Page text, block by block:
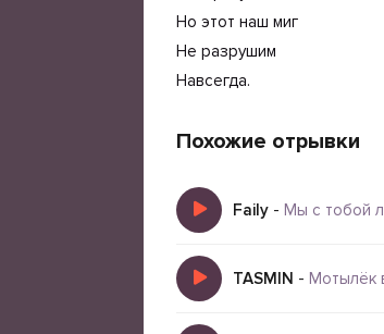
Но этот наш миг
Не разрушим
Навсегда.
Похожие отрывки
Faily - Мы с тобой
TASMIN - Мотылёк